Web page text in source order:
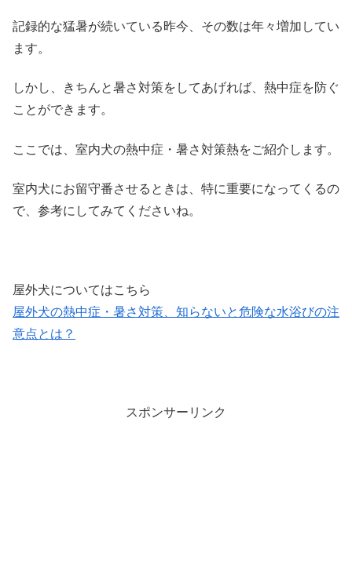
記録的な猛暑が続いている昨今、その数は年々増加してい
ます。
しかし、きちんと暑さ対策をしてあげれば、熱中症を防ぐ
ことができます。
ここでは、室内犬の熱中症・暑さ対策熱をご紹介します。
室内犬にお留守番させるときは、特に重要になってくるの
で、参考にしてみてくださいね。
屋外犬についてはこちら
屋外犬の熱中症・暑さ対策、知らないと危険な水浴びの注
意点とは？
スポンサーリンク